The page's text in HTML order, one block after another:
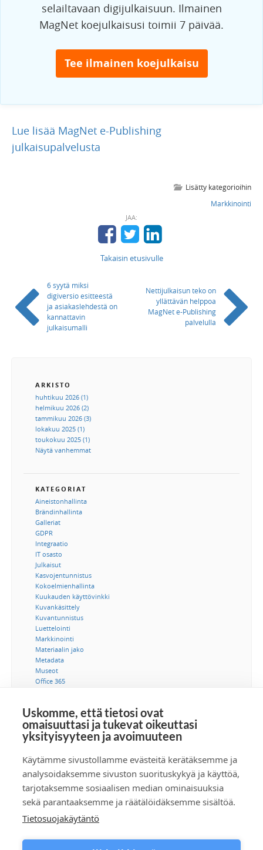
Uskomme, että tietosi ovat
omaisuuttasi ja tukevat oikeuttasi
yksityisyyteen ja avoimuuteen
Käytämme sivustollamme evästeitä kerätäksemme ja
analysoidaksemme sivuston suorituskykyä ja käyttöä,
tarjotaksemme sosiaalisen median ominaisuuksia
sekä parantaaksemme ja räätälöidäksemme sisältöä.
Tietosuojakäytäntö
selailtavaan digijulkaisuun. Ilmainen
MagNet koejulkaisusi toimii 7 päivää.
Tee ilmainen koejulkaisu
Lue lisää MagNet e-Publishing
julkaisupalvelusta
Lisätty kategorioihin
Markkinointi
JAA:
Takaisin etusivulle
6 syytä miksi
digiversio esitteestä
ja asiakaslehdestä on
kannattavin
julkaisumalli
Nettijulkaisun teko on
yllättävän helppoa
MagNet e-Publishing
palvelulla
ARKISTO
huhtikuu 2026 (1)
helmikuu 2026 (2)
tammikuu 2026 (3)
lokakuu 2025 (1)
toukokuu 2025 (1)
Näytä vanhemmat
KATEGORIAT
Aineistonhallinta
Brändinhallinta
Galleriat
GDPR
Integraatio
IT osasto
Julkaisut
Kasvojentunnistus
Kokoelmienhallinta
Kuukauden käyttövinkki
Kuvankäsittely
Kuvantunnistus
Luettelointi
Markkinointi
Materiaalin jako
Metadata
Museot
Office 365
SSO-kertakirjautuminen
Suostumus
Tekijänoikeus
Tekoäly
Tietoturva
Tuotetiedonhallinta
Videot
Viestintä